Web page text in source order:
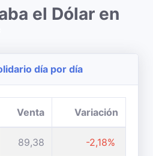
el Dólar en
día por día
Venta Variación
89,38 -2,18%